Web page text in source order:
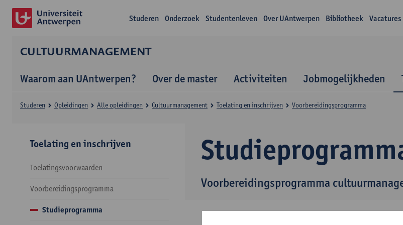
Studeren Onderzoek Studentenleven Over UAntwerpen Bibliotheek Vacatures
CULTUURMANAGEMENT
Waarom aan UAntwerpen? Over de master Activiteiten Jobmogelijkheden
Voorbereidingsprogramma
Studeren Opleidingen Alle opleidingen Cultuurmanagement Toelating en inschrijven Voorbereidingsprogramma
Toelating en inschrijven
Toelatingsvoorwaarden
Voorbereidingsprogramma
Studieprogramma